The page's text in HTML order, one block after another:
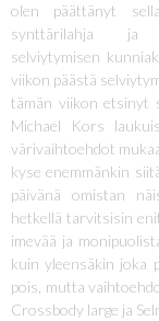
olen päättänyt
synttärilahja ja
selviytymisen
viikon päästä
tämän viikon etsinyt
Michael Kors
värivaihtoehdot
kyse enemmänkin
päivänä omistan
hetkellä tarvitsisin
imevää ja
kuin yleensäkin joka
pois, mutta
Crossbody large ja